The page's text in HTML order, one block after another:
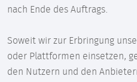
nach Ende des Auftrags.
Soweit wir zur Erbringung
oder Plattformen einsetzen,
den Nutzern und den